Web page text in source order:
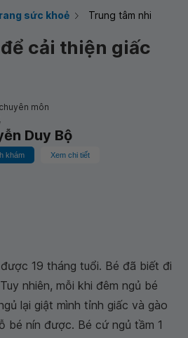
sức khoẻ Trung tâm nhi
cải thiện giấc
môn
Duy Bộ
khám Xem chi tiết
19 tháng tuổi. Bé đã biết đi
nhiên, mỗi khi đêm ngủ bé
lại giật mình tỉnh giấc và gào
bé nín được. Bé cứ ngủ tầm 1